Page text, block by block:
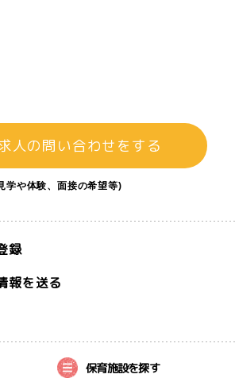
人の問い合わせをする
学や体験、面接の希望等)
録
報を送る
保育施設を探す